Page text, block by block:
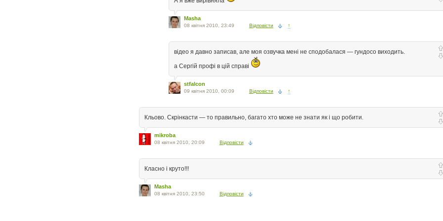
Masha
08 квітня 2010, 23:49 Відповісти ↑
відео я давно записав, але моя озвучка мені не сподобалася — гундосо виходить.
а Сергій профі в цій справі
stfalcon
09 квітня 2010, 00:09 Відповісти ↑
Кльово. Скрінкасти — то правильно, багато хто може не знати як і що робити.
mikroba
08 квітня 2010, 20:09 Відповісти
Класно і круто!!!
Masha
08 квітня 2010, 23:50 Відповісти